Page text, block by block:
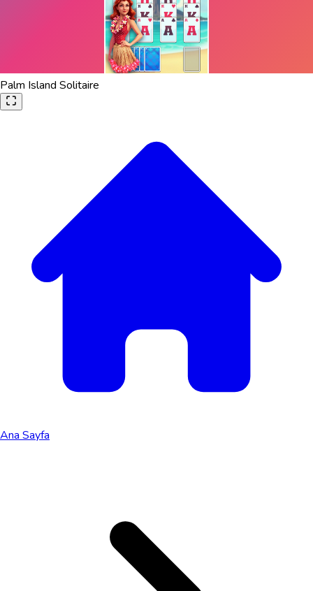
Palm Island Solitaire
Ana Sayfa